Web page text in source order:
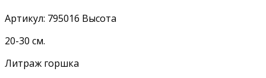
Артикул: 795016 Высота
20-30 см.
Литраж горшка